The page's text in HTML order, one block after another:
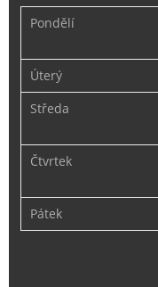
Pondělí
Úterý
Středa
Čtvrtek
Pátek